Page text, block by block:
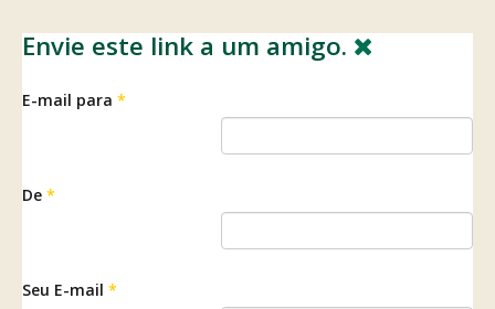
Envie este link a um amigo.
E-mail para *
De *
Seu E-mail *